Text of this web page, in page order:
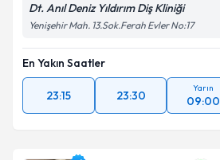
Dt. Anıl Deniz Yıldırım Diş Kliniği
Yenişehir Mah. 13.Sok.Ferah Evler No:17
En Yakın Saatler
23:15 23:30
Yarın
09:00